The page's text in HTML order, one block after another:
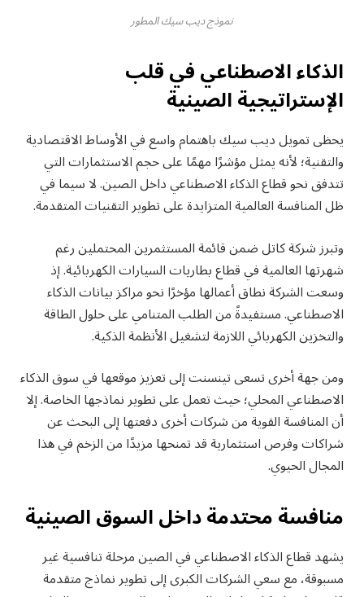
نموذج ديب سيك المطور
الذكاء الاصطناعي في قلب
الإستراتيجية الصينية
يحظى تمويل ديب سيك باهتمام واسع في الأوساط الاقتصادية
والتقنية؛ لأنه يمثل مؤشرًا مهمًا على حجم الاستثمارات التي
تتدفق نحو قطاع الذكاء الاصطناعي داخل الصين. لا سيما في
ظل المنافسة العالمية المتزايدة على تطوير التقنيات المتقدمة.
وتبرز شركة كاتل ضمن قائمة المستثمرين المحتملين رغم
شهرتها العالمية في قطاع بطاريات السيارات الكهربائية. إذ
وسعت الشركة نطاق أعمالها مؤخرًا نحو مراكز بيانات الذكاء
الاصطناعي. مستفيدةً من الطلب المتنامي على حلول الطاقة
والتخزين الكهربائي اللازمة لتشغيل الأنظمة الذكية.
ومن جهة أخرى تسعى تينسنت إلى تعزيز موقعها في سوق الذكاء
الاصطناعي المحلي؛ حيث تعمل على تطوير نماذجها الخاصة. إلا
أن المنافسة القوية من شركات أخرى دفعتها إلى البحث عن
شراكات وفرص استثمارية قد تمنحها مزيدًا من الزخم في هذا
المجال الحيوي.
منافسة محتدمة داخل السوق الصينية
يشهد قطاع الذكاء الاصطناعي في الصين مرحلة تنافسية غير
مسبوقة، مع سعي الشركات الكبرى إلى تطوير نماذج متقدمة